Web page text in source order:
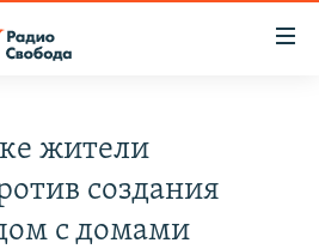
жители
создания
с домами